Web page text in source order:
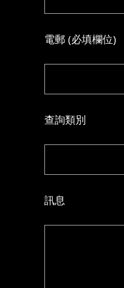
電郵 (必填欄位)
查詢類別
訊息